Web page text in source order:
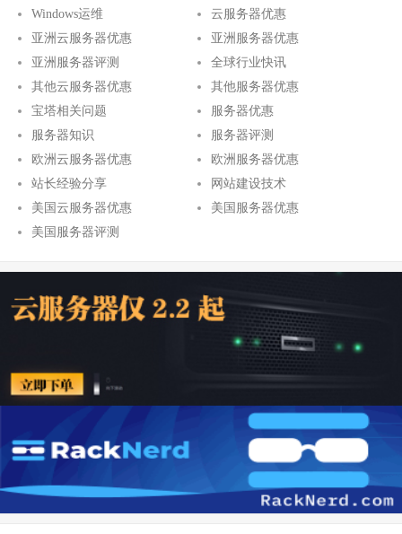
Windows运维
云服务器优惠
亚洲云服务器优惠
亚洲服务器优惠
亚洲服务器评测
全球行业快讯
其他云服务器优惠
其他服务器优惠
宝塔相关问题
服务器优惠
服务器知识
服务器评测
欧洲云服务器优惠
欧洲服务器优惠
站长经验分享
网站建设技术
美国云服务器优惠
美国服务器优惠
美国服务器评测